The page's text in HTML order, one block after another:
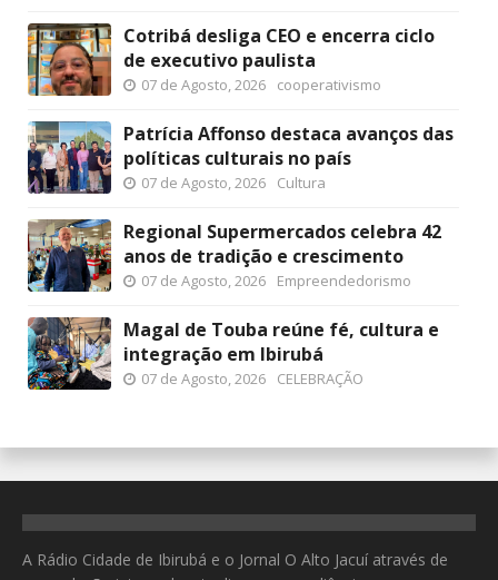
Cotribá desliga CEO e encerra ciclo
de executivo paulista
07 de Agosto, 2026 cooperativismo
Patrícia Affonso destaca avanços das
políticas culturais no país
07 de Agosto, 2026 Cultura
Regional Supermercados celebra 42
anos de tradição e crescimento
07 de Agosto, 2026 Empreendedorismo
Magal de Touba reúne fé, cultura e
integração em Ibirubá
07 de Agosto, 2026 CELEBRAÇÃO
A Rádio Cidade de Ibirubá e o Jornal O Alto Jacuí através de